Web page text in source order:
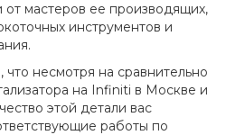
мастеров ее производящих,
инструментов и
несмотря на сравнительно
на Infiniti в Москве и
этой детали вас
работы по